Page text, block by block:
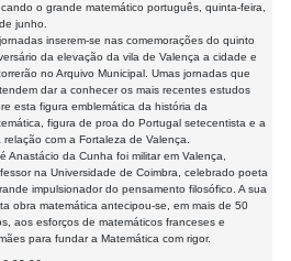
o grande matemático português, quinta-feira,
junho.
inserem-se nas comemorações do quinto
da elevação da vila de Valença a cidade e
no Arquivo Municipal. Umas jornadas que
dar a conhecer os mais recentes estudos
esta figura emblemática da história da
figura de proa do Portugal setecentista e a
relação com a Fortaleza de Valença.
Anastácio da Cunha foi militar em Valença,
na Universidade de Coimbra, celebrado poeta
impulsionador do pensamento filosófico. A sua
obra matemática antecipou-se, em mais de 50
aos esforços de matemáticos franceses e
para fundar a Matemática com rigor.